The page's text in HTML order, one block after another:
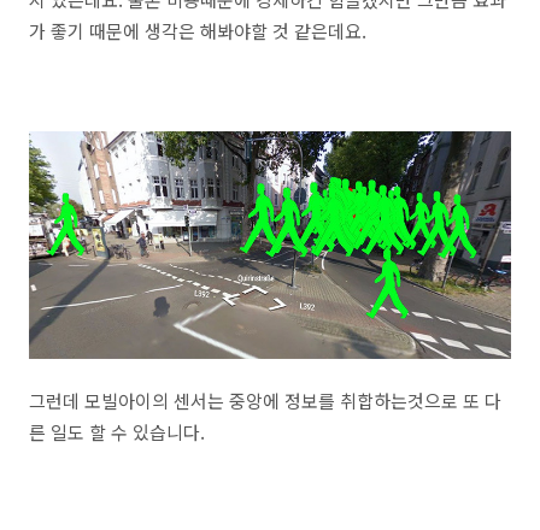
가 좋기 때문에 생각은 해봐야할 것 같은데요.
그런데 모빌아이의 센서는 중앙에 정보를 취합하는것으로 또 다
른 일도 할 수 있습니다.